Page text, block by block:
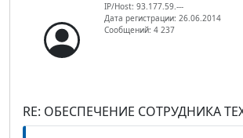
IP/Host: 93.177.59.---
Дата регистрации: 26.06.2014
Сообщений: 4 237
RE: ОБЕСПЕЧЕНИЕ СОТРУДНИКА